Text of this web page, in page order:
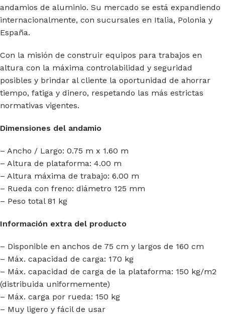
andamios de aluminio. Su mercado se está expandiendo
internacionalmente, con sucursales en Italia, Polonia y
España.
Con la misión de construir equipos para trabajos en
altura con la máxima controlabilidad y seguridad
posibles y brindar al cliente la oportunidad de ahorrar
tiempo, fatiga y dinero, respetando las más estrictas
normativas vigentes.
Dimensiones del andamio
– Ancho / Largo: 0.75 m x 1.60 m
– Altura de plataforma: 4.00 m
– Altura máxima de trabajo: 6.00 m
– Rueda con freno: diámetro 125 mm
– Peso total 81 kg
Información extra del producto
– Disponible en anchos de 75 cm y largos de 160 cm
– Máx. capacidad de carga: 170 kg
– Máx. capacidad de carga de la plataforma: 150 kg/m2
(distribuida uniformemente)
– Máx. carga por rueda: 150 kg
– Muy ligero y fácil de usar